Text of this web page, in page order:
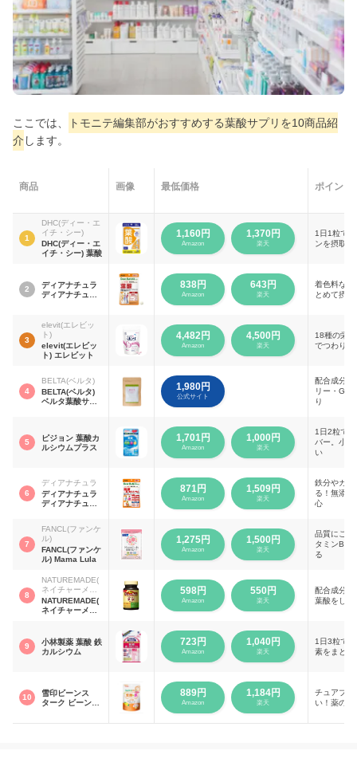
ここでは、
トモニテ編集部がおすすめする葉酸サプリを10商品紹
介 します。
商品 画像 最低価格 ポイント
1
DHC(ディー・エ
イチ・シー)
DHC(ディー・エ
イチ・シー) 葉酸
1,160円
Amazon
1,370円
楽天
1日1粒で
ンを摂取で
2
ディアナチュラ
ディアナチュラ
838円
Amazon
643円
楽天
着色料なし
とめて摂れ
3
elevit(エレビッ
ト)
elevit(エレビッ
ト) エレビット
4,482円
Amazon
4,500円
楽天
18種の栄
でつわり中
4
BELTA(ベルタ)
BELTA(ベルタ)
ベルタ葉酸サプ
1,980円
公式サイト
配合成分は
リー・
り
5
ピジョン 葉酸カ
ルシウムプラス
1,701円
Amazon
1,000円
楽天
1日2粒で
バー。小
い
6
ディアナチュラ
ディアナチュラ
ディアナチュラ
871円
Amazon
1,509円
楽天
鉄分やカル
る！無添
心
7
FANCL(ファンケ
ル)
FANCL(ファンケ
ル) Mama Lula
1,275円
Amazon
1,500円
楽天
品質にこだ
タミンB群
る
8
NATUREMADE(
ネイチャーメイ
ド)
NATUREMADE(
ネイチャーメイ
598円
Amazon
550円
楽天
配合成分は
葉酸をしっ
9
小林製薬 葉酸 鉄
カルシウム
723円
Amazon
1,040円
楽天
1日3粒で
素をまとめ
10
雪印ビーンス
ターク ビーンス
889円
Amazon
1,184円
楽天
チュアブル
い！薬の飲